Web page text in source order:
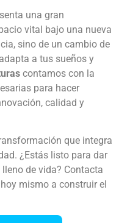
una gran
vital bajo una nueva
sino de un cambio de
a tus sueños y
contamos con la
para hacer
calidad y
que integra
¿Estás listo para dar
de vida? Contacta
mismo a construir el